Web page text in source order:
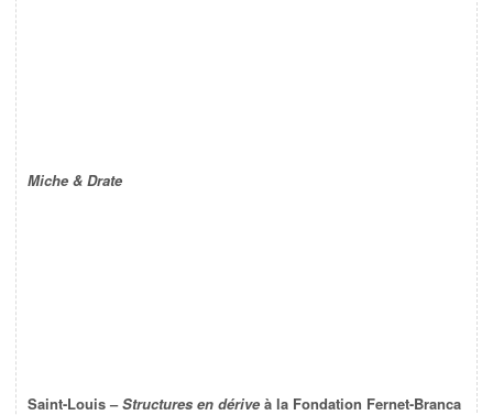
Miche & Drate
Saint-Louis –Structures en dérive à la Fondation Fernet-Branca